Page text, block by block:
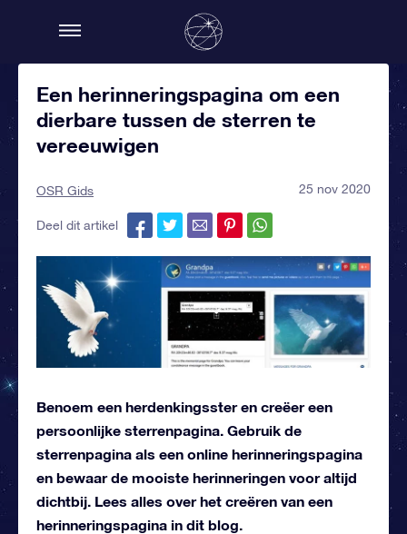
Een herinneringspagina om een
dierbare tussen de sterren te
vereeuwigen
OSR Gids 25 nov 2020
Deel dit artikel
Benoem een herdenkingsster en creëer een
persoonlijke sterrenpagina. Gebruik de
sterrenpagina als een online herinneringspagina
en bewaar de mooiste herinneringen voor altijd
dichtbij. Lees alles over het creëren van een
herinneringspagina in dit blog.